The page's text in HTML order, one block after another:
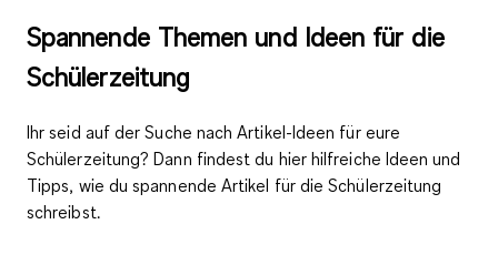
Spannende Themen und Ideen für die
Schülerzeitung
Ihr seid auf der Suche nach Artikel-Ideen für eure
Schülerzeitung? Dann findest du hier hilfreiche Ideen und
Tipps, wie du spannende Artikel für die Schülerzeitung
schreibst.